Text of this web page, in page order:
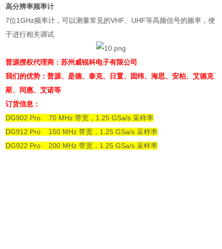
高分辨率频率计
7位1GHz频率计，可以测量常见的VHF UHF等高频信号的频率，便
于进行相关调试
普源授权代理商：苏州威锐科电子有限公司
我们的优势：普源、是德、泰克、日置、固纬、海思、安柏、艾德克
斯、同惠、艾诺等
订货信息：
DG902 Pro 70 MHz 带宽，1.25 GSa/s 采样率
DG912 Pro 150 MHz 带宽，1.25 GSa/s 采样率
DG922 Pro 200 MHz 带宽，1.25 GSa/s 采样率